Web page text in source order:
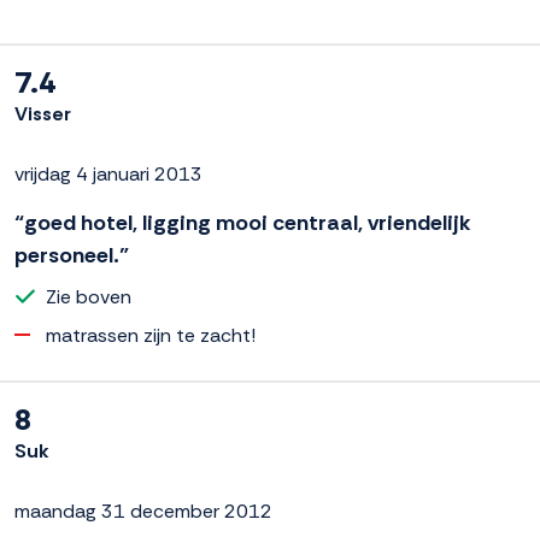
7.4
Visser
vrijdag 4 januari 2013
“goed hotel, ligging mooi centraal, vriendelijk
personeel.”
Zie boven
matrassen zijn te zacht!
8
Suk
maandag 31 december 2012